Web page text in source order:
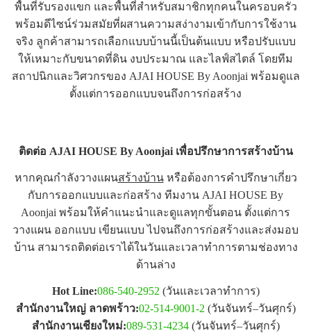
พื้นที่รับรองแขก และพื้นที่สำหรับสมาชิกทุกคนในครอบครัว
พร้อมดีไซน์ร่วมสมัยที่ผสานความสง่างามเข้ากับการใช้งาน
จริง ลูกค้าสามารถเลือกแบบบ้านนี้เป็นต้นแบบ หรือปรับแบบ
ให้เหมาะกับขนาดที่ดิน งบประมาณ และไลฟ์สไตล์ โดยทีม
สถาปนิกและวิศวกรของ AJAI HOUSE By Aoonjai พร้อมดูแล
ตั้งแต่การออกแบบจนถึงการก่อสร้าง
ติดต่อ AJAI HOUSE By Aoonjai เพื่อปรึกษาการสร้างบ้าน
หากคุณกำลังวางแผนสร้างบ้านหรือต้องการคำปรึกษาเกี่ยว
กับการออกแบบและก่อสร้าง ทีมงาน AJAI HOUSE By
Aoonjai พร้อมให้คำแนะนำและดูแลทุกขั้นตอน ตั้งแต่การ
วางแผน ออกแบบ เขียนแบบ ไปจนถึงการก่อสร้างและส่งมอบ
บ้าน สามารถติดต่อเราได้ในวันและเวลาทำการตามช่องทาง
ด้านล่าง
Hot Line:086-540-2952 (วันและเวลาทำการ)
สำนักงานใหญ่ ลาดพร้าว:02-514-9001-2 (วันจันทร์–วันศุกร์)
สำนักงานเชียงใหม่:089-531-4234(วันจันทร์–วันศุกร์)